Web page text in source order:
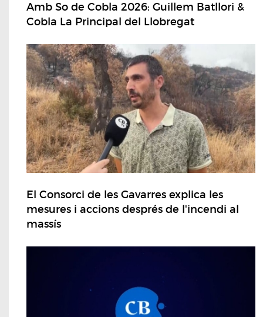
Amb So de Cobla 2026: Guillem Batllori &
Cobla La Principal del Llobregat
El Consorci de les Gavarres explica les
mesures i accions després de l'incendi al
massís